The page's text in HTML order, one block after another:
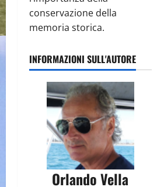
conservazione della
memoria storica.
INFORMAZIONI SULL'AUTORE
Orlando Vella